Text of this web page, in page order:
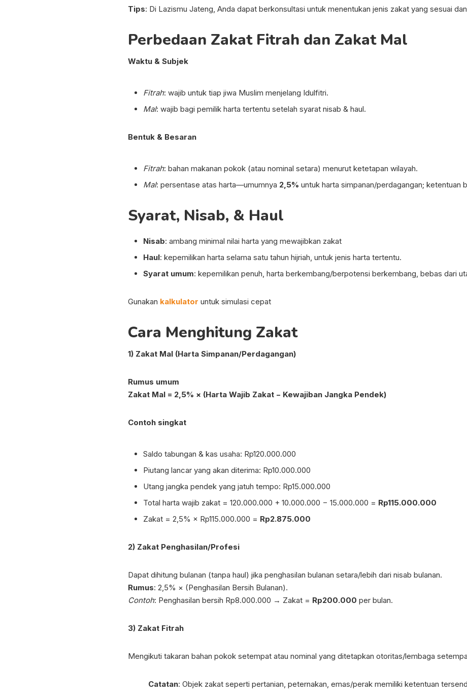
Tips: Di Lazismu Jateng, Anda dapat berkonsultasi untuk menentukan jenis zakat yang sesuai
Perbedaan Zakat Fitrah dan Zakat Mal
Waktu & Subjek
Fitrah: wajib untuk tiap jiwa Muslim menjelang Idulfitri.
Mal: wajib bagi pemilik harta tertentu setelah syarat nisab & haul.
Bentuk & Besaran
Fitrah: bahan makanan pokok (atau nominal setara) menurut ketetapan wilayah.
Mal: persentase atas harta—umumnya 2,5% untuk harta simpanan/perdagangan; ketentuan
Syarat, Nisab, & Haul
Nisab: ambang minimal nilai harta yang mewajibkan zakat
Haul: kepemilikan harta selama satu tahun hijriah, untuk jenis harta tertentu.
Syarat umum: kepemilikan penuh, harta berkembang/berpotensi berkembang, bebas dari
Gunakan kalkulator untuk simulasi cepat
Cara Menghitung Zakat
1) Zakat Mal (Harta Simpanan/Perdagangan)
Rumus umum
Zakat Mal = 2,5% × (Harta Wajib Zakat − Kewajiban Jangka Pendek)
Contoh singkat
Saldo tabungan & kas usaha: Rp120.000.000
Piutang lancar yang akan diterima: Rp10.000.000
Utang jangka pendek yang jatuh tempo: Rp15.000.000
Total harta wajib zakat = 120.000.000 + 10.000.000 − 15.000.000 = Rp115.000.000
Zakat = 2,5% × Rp115.000.000 = Rp2.875.000
2) Zakat Penghasilan/Profesi
Dapat dihitung bulanan (tanpa haul) jika penghasilan bulanan setara/lebih dari nisab bulanan.
Rumus: 2,5% × (Penghasilan Bersih Bulanan).
Contoh: Penghasilan bersih Rp8.000.000 → Zakat = Rp200.000 per bulan.
3) Zakat Fitrah
Mengikuti takaran bahan pokok setempat atau nominal yang ditetapkan otoritas/lembaga
Catatan: Objek zakat seperti pertanian, peternakan, emas/perak memiliki ketentuan